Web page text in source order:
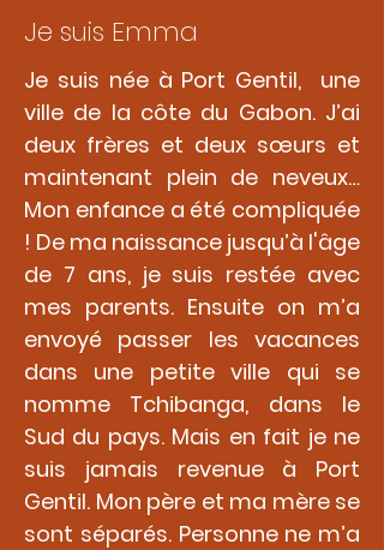
Je suis née à Port Gentil, une
ville de la côte du Gabon. J’ai
deux frères et deux sœurs et
maintenant plein de neveux…
Mon enfance a été compliquée
! De ma naissance jusqu’à l'âge
de 7 ans, je suis restée avec
mes parents. Ensuite on m’a
envoyé passer les vacances
dans une petite ville qui se
nomme Tchibanga, dans le
Sud du pays. Mais en fait je ne
suis jamais revenue à Port
Gentil. Mon père et ma mère se
sont séparés. Personne ne m’a
Je suis Emma